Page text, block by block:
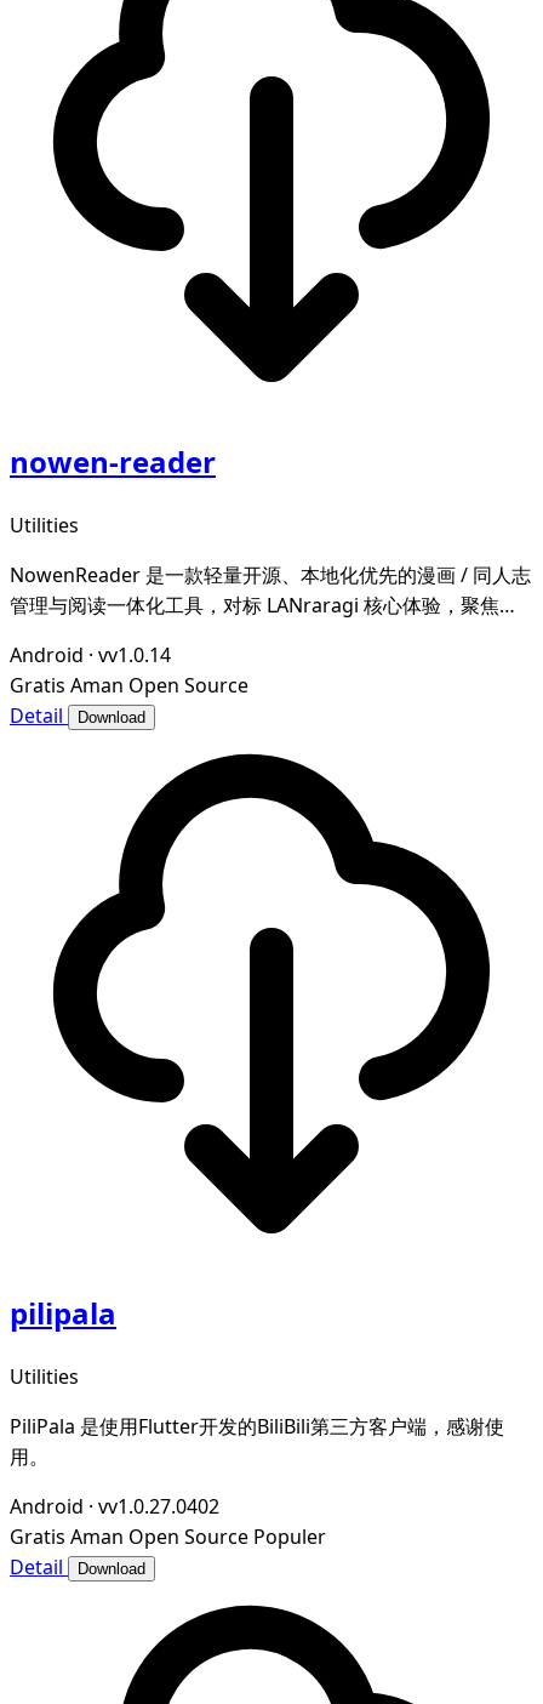
nowen-reader
Utilities
NowenReader 是一款轻量开源、本地化优先的漫画 / 同人志
管理与阅读一体化工具，对标 LANraragi 核心体验，聚焦本
画爱好者打造私域、可控、高效的个人漫画图书馆。
Android · vv1.0.14
Gratis Aman Open Source
Detail
Download
pilipala
Utilities
PiliPala 是使用Flutter开发的BiliBili第三方客户端，感谢使
用。
Android · vv1.0.27.0402
Gratis Aman Open Source Populer
Detail
Download